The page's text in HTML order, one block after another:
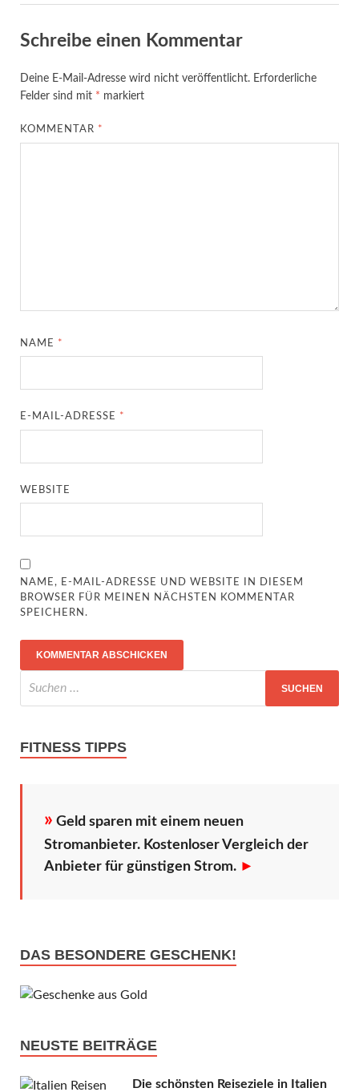
Schreibe einen Kommentar
Deine E-Mail-Adresse wird nicht veröffentlicht. Erforderliche
Felder sind mit * markiert
KOMMENTAR *
NAME *
E-MAIL-ADRESSE *
WEBSITE
NAME, E-MAIL-ADRESSE UND WEBSITE IN DIESEM
BROWSER FÜR MEINEN NÄCHSTEN KOMMENTAR
SPEICHERN.
FITNESS TIPPS
» Geld sparen mit einem neuen
Stromanbieter. Kostenloser Vergleich der
Anbieter für günstigen Strom. ►
DAS BESONDERE GESCHENK!
NEUSTE BEITRÄGE
Die schönsten Reiseziele in Italien